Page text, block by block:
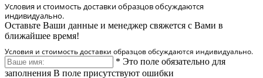
Условия и стоимость доставки образцов обсуждаются
индивидуально.
Оставьте Ваши данные и менеджер свяжется с Вами в
ближайшее время!
Условия и стоимость доставки образцов обсуждаются индивидуально.
* Это поле обязательно для
заполнения В поле присутствуют ошибки